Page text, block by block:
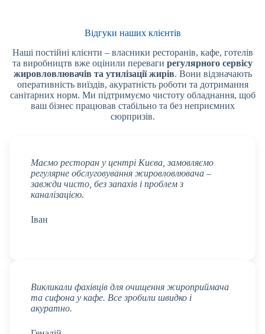
Відгуки наших клієнтів
Наші постійні клієнти – власники ресторанів, кафе, готелів
та виробництв вже оцінили переваги регулярного сервісу
жировловлювачів та утилізації жирів. Вони відзначають
оперативність виїздів, акуратність роботи та дотримання
санітарних норм. Ми підтримуємо чистоту обладнання, щоб
ваш бізнес працював стабільно та без неприємних
сюрпризів.
Маємо ресторан у центрі Києва, замовляємо
регулярне обслуговування жировловлювача –
завжди чисто, без запахів і проблем з
каналізацією.
Іван
Викликали фахівців для очищення жироприймача
та сифона у кафе. Все зробили швидко і
акуратно.